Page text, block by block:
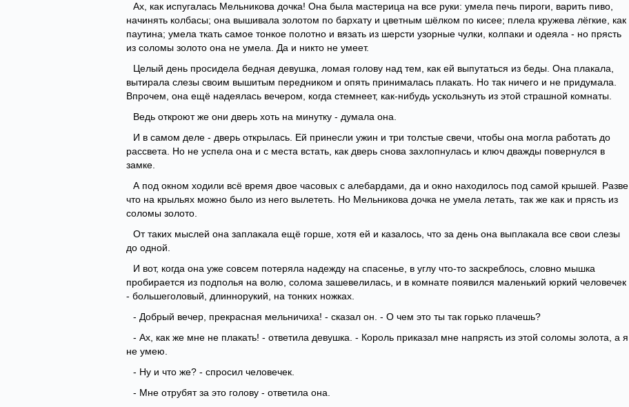
Ах, как испугалась Мельникова дочка! Она была мастерица на все руки: умела печь пироги, варить пиво,
начинять колбасы; она вышивала золотом по бархату и цветным шёлком по кисее; плела кружева лёгкие, как
паутина; умела ткать самое тонкое полотно и вязать из шерсти узорные чулки, колпаки и одеяла - но прясть
из соломы золото она не умела. Да и никто не умеет.
Целый день просидела бедная девушка, ломая голову над тем, как ей выпутаться из беды. Она плакала,
вытирала слезы своим вышитым передником и опять принималась плакать. Но так ничего и не придумала.
Впрочем, она ещё надеялась вечером, когда стемнеет, как-нибудь ускользнуть из этой страшной комнаты.
Ведь откроют же они дверь хоть на минутку - думала она.
И в самом деле - дверь открылась. Ей принесли ужин и три толстые свечи, чтобы она могла работать до
рассвета. Но не успела она и с места встать, как дверь снова захлопнулась и ключ дважды повернулся в
замке.
А под окном ходили всё время двое часовых с алебардами, да и окно находилось под самой крышей. Разве
что на крыльях можно было из него вылететь. Но Мельникова дочка не умела летать, так же как и прясть из
соломы золото.
От таких мыслей она заплакала ещё горше, хотя ей и казалось, что за день она выплакала все свои слезы
до одной.
И вот, когда она уже совсем потеряла надежду на спасенье, в углу что-то заскреблось, словно мышка
пробирается из подполья на волю, солома зашевелилась, и в комнате появился маленький юркий человечек
- большеголовый, длиннорукий, на тонких ножках.
- Добрый вечер, прекрасная мельничиха! - сказал он. - О чем это ты так горько плачешь?
- Ах, как же мне не плакать! - ответила девушка. - Король приказал мне напрясть из этой соломы золота, а я
не умею.
- Ну и что же? - спросил человечек.
- Мне отрубят за это голову - ответила она.